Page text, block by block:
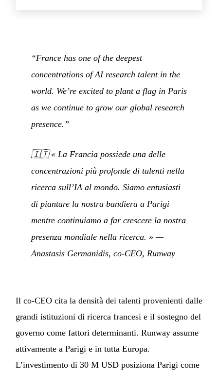
“France has one of the deepest
concentrations of AI research talent in the
world. We’re excited to plant a flag in Paris
as we continue to grow our global research
presence.”
🇮🇹« La Francia possiede una delle
concentrazioni più profonde di talenti nella
ricerca sull’IA al mondo. Siamo entusiasti
di piantare la nostra bandiera a Parigi
mentre continuiamo a far crescere la nostra
presenza mondiale nella ricerca. » —
Anastasis Germanidis, co-CEO, Runway
Il co-CEO cita la densità dei talenti provenienti dalle
grandi istituzioni di ricerca francesi e il sostegno del
governo come fattori determinanti. Runway assume
attivamente a Parigi e in tutta Europa.
L’investimento di 30 M USD posiziona Parigi come